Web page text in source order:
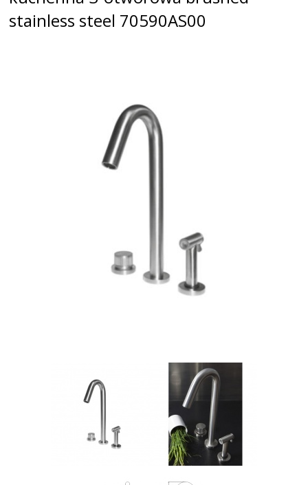
stainless steel 70590AS00